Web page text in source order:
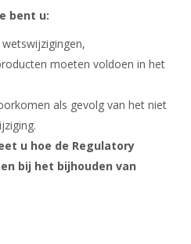
bent u:
moeten voldoen in het
als gevolg van het niet
u hoe de Regulatory
bij het bijhouden van